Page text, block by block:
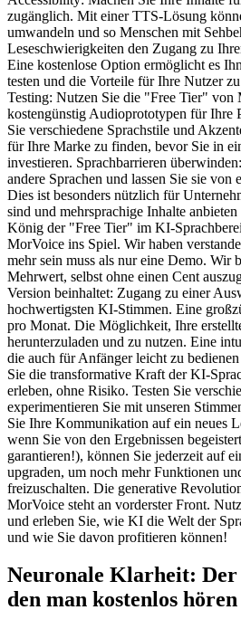
zugänglich. Mit einer TTS-Lösung
umwandeln und so Menschen mit
Leseschwierigkeiten den Zugang zu
Eine kostenlose Option ermöglicht es
testen und die Vorteile für Ihre Nutzer
Testing: Nutzen Sie die "Free Tier" von
kostengünstig Audioprototypen für Ihre
Sie verschiedene Sprachstile und
für Ihre Marke zu finden, bevor Sie in
investieren. Sprachbarrieren
andere Sprachen und lassen Sie sie
Dies ist besonders nützlich für
sind und mehrsprachige Inhalte
König der "Free Tier" im KI-
MorVoice ins Spiel. Wir haben
mehr sein muss als nur eine Demo. Wir
Mehrwert, selbst ohne einen Cent
Version beinhaltet: Zugang zu einer
hochwertigsten KI-Stimmen. Eine
pro Monat. Die Möglichkeit, Ihre
herunterzuladen und zu nutzen. Eine
die auch für Anfänger leicht zu
Sie die transformative Kraft der KI-
erleben, ohne Risiko. Testen Sie
experimentieren Sie mit unseren
Sie Ihre Kommunikation auf ein neues
wenn Sie von den Ergebnissen
garantieren!), können Sie jederzeit auf
upgraden, um noch mehr Funktionen
freizuschalten. Die generative
MorVoice steht an vorderster Front.
und erleben Sie, wie KI die Welt der
und wie Sie davon profitieren können!
Neuronale Klarheit: Der
den man kostenlos